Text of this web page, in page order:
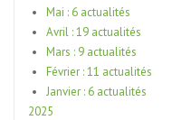
Mai : 6 actualités
Avril : 19 actualités
Mars : 9 actualités
Février : 11 actualités
Janvier : 6 actualités
2025